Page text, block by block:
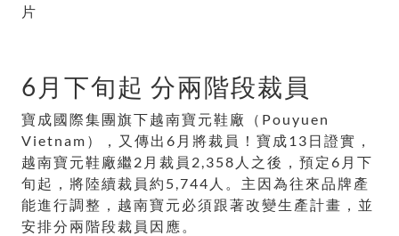
片
6月下旬起 分兩階段裁員
寶成國際集團旗下越南寶元鞋廠（Pouyuen
Vietnam），又傳出6月將裁員！寶成13日證實，
越南寶元鞋廠繼2月裁員2,358人之後，預定6月下
旬起，將陸續裁員約5,744人。主因為往來品牌產
能進行調整，越南寶元必須跟著改變生產計畫，並
安排分兩階段裁員因應。